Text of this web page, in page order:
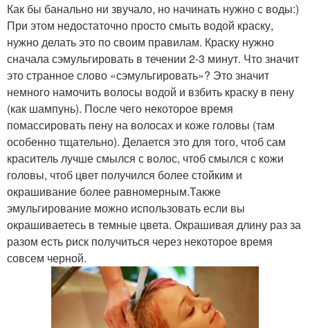
Как бы банально ни звучало, но начинать нужно с воды:)
При этом недостаточно просто смыть водой краску,
нужно делать это по своим правилам. Краску нужно
сначала сэмульгировать в течении 2-3 минут. Что значит
это странное слово «сэмульгировать»? Это значит
немного намочить волосы водой и взбить краску в пену
(как шампунь). После чего некоторое время
помассировать пену на волосах и коже головы (там
особенно тщательно). Делается это для того, чтоб сам
краситель лучше смылся с волос, чтоб смылся с кожи
головы, чтоб цвет получился более стойким и
окрашивание более равномерным.Также
эмульгирование можно использовать если вы
окрашиваетесь в темные цвета. Окрашивая длину раз за
разом есть риск получиться через некоторое время
совсем черной.